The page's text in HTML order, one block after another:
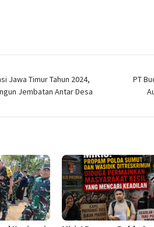
Jawa Timur Tahun 2024,
Jembatan Antar Desa
PT